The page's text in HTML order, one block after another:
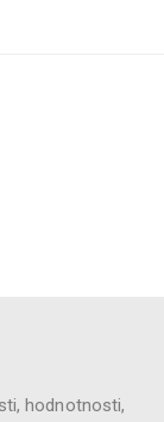
hodnotnosti,